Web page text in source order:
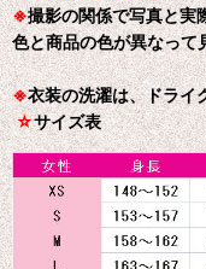
※撮影の関係で写真と実
色と商品の色が異なって
※衣装の洗濯は、ドライ
☆サイズ表